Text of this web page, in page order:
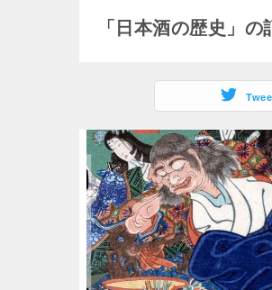
「日本酒の歴史」の